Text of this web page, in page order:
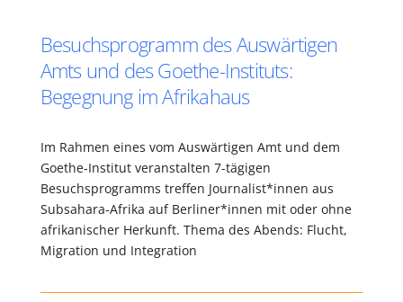
Besuchsprogramm des Auswärtigen
Amts und des Goethe-Instituts:
Begegnung im Afrikahaus
Im Rahmen eines vom Auswärtigen Amt und dem
Goethe-Institut veranstalten 7-tägigen
Besuchsprogramms treffen Journalist*innen aus
Subsahara-Afrika auf Berliner*innen mit oder ohne
afrikanischer Herkunft. Thema des Abends: Flucht,
Migration und Integration